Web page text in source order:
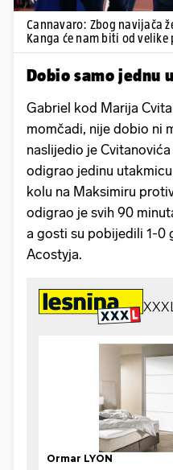
Cannavaro: Zbog navijača
Kanga će nam biti od velike
Dobio samo jednu
Gabriel kod Marija
momčadi, nije dobio ni
naslijedio je
odigrao jedinu
kolu na Maksimiru
odigrao je svih 90
a gosti su pobijedili 1-0
Acostyja.